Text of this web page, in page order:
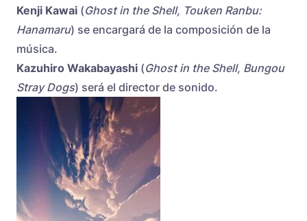
Kenji Kawai (Ghost in the Shell, Touken Ranbu:
Hanamaru) se encargará de la composición de la
música.
Kazuhiro Wakabayashi (Ghost in the Shell, Bungou
Stray Dogs) será el director de sonido.